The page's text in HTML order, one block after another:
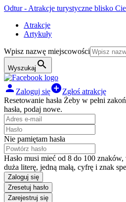
Odtur - Atrakcje turystyczne blisko
Atrakcje
Artykuły
Wpisz nazwę miejscowości
Wyszukaj search
person Zaloguj sięadd_circleZgłoś atrakcję
Resetowanie hasła Żeby w pełni
hasła, podaj nowe.
Nie pamiętam hasła
Hasło musi mieć od 8 do 100
duża literę, jedną małą, cyfrę i znak
Zaloguj się
Zresetuj hasło
Zarejestruj się